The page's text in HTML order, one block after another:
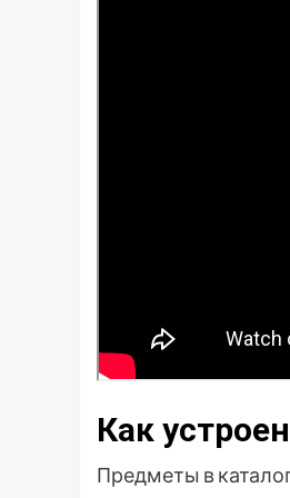
Как
Предметы в